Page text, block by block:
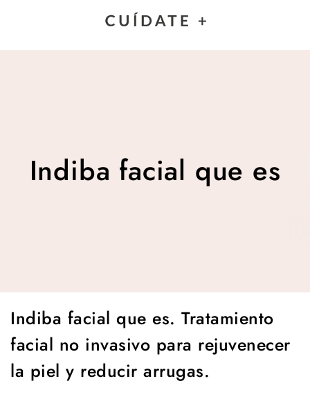
Indiba facial que es
Indiba facial que es. Tratamiento
facial no invasivo para rejuvenecer
la piel y reducir arrugas.